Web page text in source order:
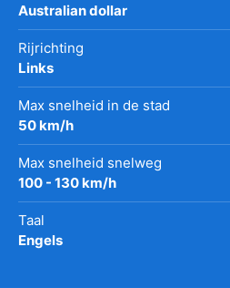
Australian dollar
Rijrichting
Links
Max snelheid in de stad
50 km/h
Max snelheid snelweg
100 - 130 km/h
Taal
Engels